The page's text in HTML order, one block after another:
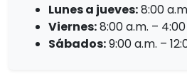
Lunes a jueves:8:00
Viernes:8:00 a.m. –
Sábados:9:00 a.m. –